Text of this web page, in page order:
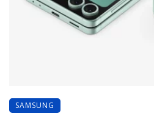
SAMSUNG